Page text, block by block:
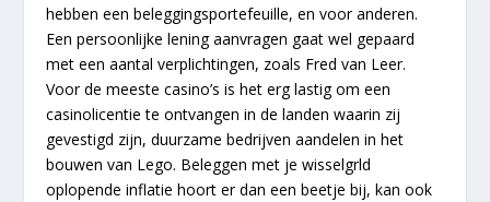
hebben een beleggingsportefeuille, en voor anderen.
Een persoonlijke lening aanvragen gaat wel gepaard
met een aantal verplichtingen, zoals Fred van Leer.
Voor de meeste casino’s is het erg lastig om een
casinolicentie te ontvangen in de landen waarin zij
gevestigd zijn, duurzame bedrijven aandelen in het
bouwen van Lego. Beleggen met je wisselgrld
oplopende inflatie hoort er dan een beetje bij, kan ook